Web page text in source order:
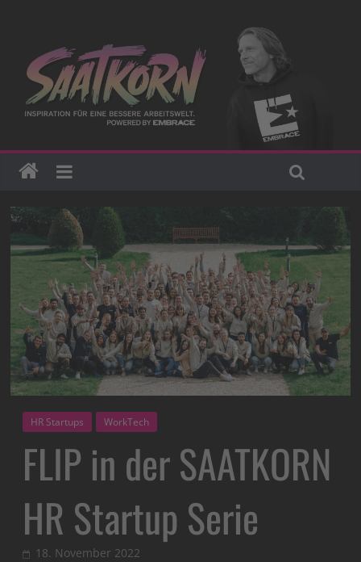
HR Startups WorkTech
FLIP in der SAATKORN
HR Startup Serie
18. November 2022